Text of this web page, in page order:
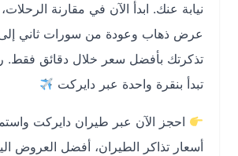
نيابة عنك. ابدأ الآن في مقارنة الرحلات، اختر
عرض ذهاب وعودة من سورات ثاني إلى دبي،
تذكرتك بأفضل سعر خلال دقائق فقط. رحلتك
تبدأ بنقرة واحدة عبر دايركت
احجز الآن عبر طيران دايركت واستمتع
أسعار تذاكر الطيران، أفضل العروض